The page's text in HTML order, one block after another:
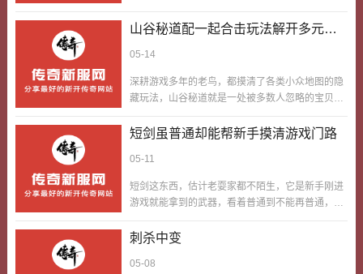
清跟前儿的小怪，刚走几步就被一群蜈蚣围着打，
没来得及喝血瓶就被秒掉了，身上的装备材…
虫。很多玩家都小瞧了这个怪物，觉得他长相平平
角虫的战力一点都不弱，首先就是他自带的特色技
能，让他成为中间阶段地图里顶好的搞被低估的强
势怪物，不老少老手栽了都栽在了他手里。早期我
本都能一刀清掉，压根没把老大个多角虫放在眼
里。那时候以为他和平平无奇小怪一样，只会近
山谷秘道配一起合击玩法解开多元对
05-14
深耕游戏多年的老鸟，都摸清了各类小众地图的隐
藏玩法，山谷秘道就是一处被多数人忽略的宝贝疙
对路子单人练级打宝，也配一起多人组队打合击，
除了常规刷怪升级，解开人合击技能还可以获得多
出来来的属性奖励。早期合击玩法刚上线的时候，
我和死规矩队友专门泡在山谷秘道磨合职业配一
好，既有对路子练级的平平无奇小怪，也有一丢丢
精英怪可以蹲点刷神级货，爆率比常规地图更友…
短剑虽普通却能帮新手摸清游戏门路
05-11
短剑这东西，估计老耍家都不陌生，它是新手刚进
游戏就能拿到的武器，看着普通到不能再普通，但
它就是摸清游戏门路的钥匙。我刚耍这游戏的时
握着一把短剑，从银杏山谷砍鸡开始，一点点摸
刺杀中变
05-08